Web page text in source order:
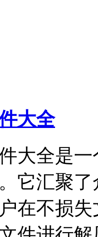
大全
大全是
它汇聚
在不损